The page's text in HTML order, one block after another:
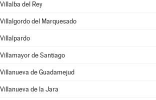
Villalba del Rey
Villalgordo del Marquesado
Villalpardo
Villamayor de Santiago
Villanueva de Guadamejud
Villanueva de la Jara